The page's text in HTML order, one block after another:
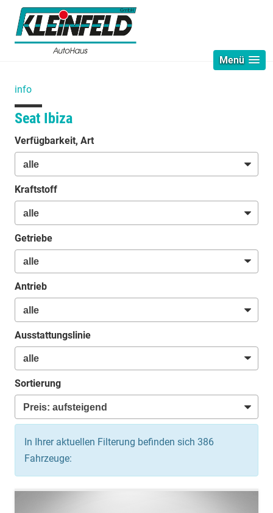
Menü
info
Seat Ibiza
Verfügbarkeit, Art
Kraftstoff
Getriebe
Antrieb
Ausstattungslinie
Sortierung
In Ihrer aktuellen Filterung befinden sich 386
Fahrzeuge: